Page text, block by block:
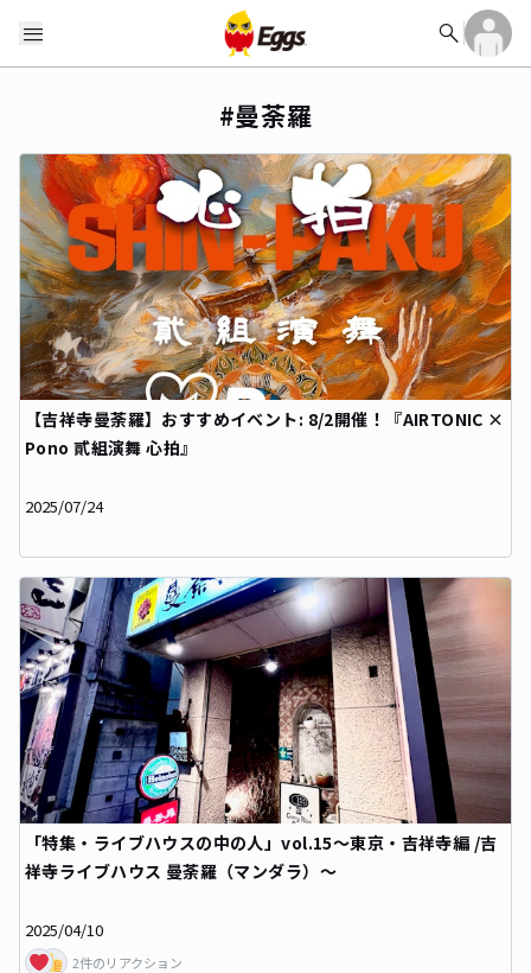
menu search
#曼荼羅
【吉祥寺曼荼羅】おすすめイベント: 8/2開催！『AIRTONIC ×
Pono 貳組演舞 心拍』
2025/07/24
「特集・ライブハウスの中の人」vol.15〜東京・吉祥寺編 /吉
祥寺ライブハウス 曼荼羅（マンダラ）〜
2025/04/10
2件のリアクション